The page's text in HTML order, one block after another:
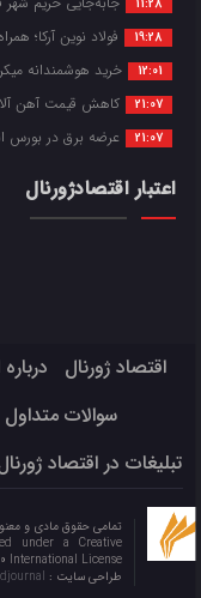
11:28
19:28 فولاد نوین آرکا؛
12:01 خرید هوشمندانه
21:07 کاهش قیمت آهن
21:07 عرضه برق در بورس
اعتبار اقتصادژورنال
اقتصاد ژورنال
سوالات متداول
تبلیغات در اقتصاد ژورنال
تمامی حقوق مادی و
under a Creative
International License ©️
طراحی سایت :